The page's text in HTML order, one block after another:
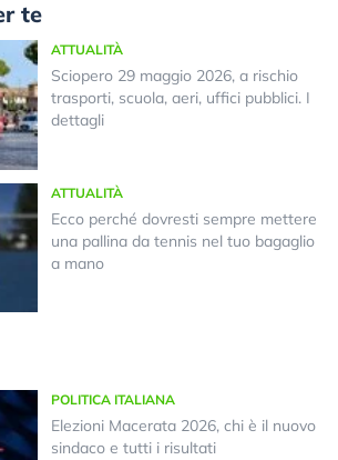
te
ATTUALITÀ
Sciopero 29 maggio 2026, a rischio
trasporti, scuola, aeri, uffici pubblici. I
dettagli
ATTUALITÀ
Ecco perché dovresti sempre mettere
una pallina da tennis nel tuo bagaglio
a mano
POLITICA ITALIANA
Elezioni Macerata 2026, chi è il nuovo
sindaco e tutti i risultati